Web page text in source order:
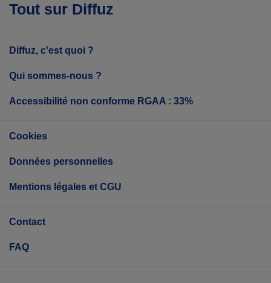
Tout sur Diffuz
Diffuz, c'est quoi ?
Qui sommes-nous ?
Accessibilité non conforme RGAA : 33%
Cookies
Données personnelles
Mentions légales et CGU
Contact
FAQ